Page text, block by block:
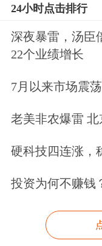
的？
郭广昌到底
的“2014年
元，位居该榜
金，到现在
24小时点击排行
深夜暴雷，汤臣
22个业绩增长
7月以来市场震
老美非农爆雷
硬科技四连涨，
投资为何不赚钱